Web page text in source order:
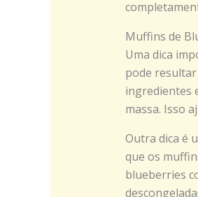
Muffins de
Uma dica
pode resultar
ingredientes
massa. Isso
Outra dica é
que os
blueberries